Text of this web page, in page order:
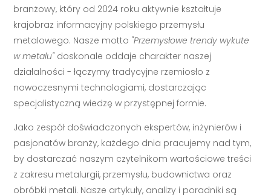
branżowy, który od 2024 roku aktywnie kształtuje
krajobraz informacyjny polskiego przemysłu
metalowego. Nasze motto "Przemysłowe trendy wykute
w metalu"doskonale oddaje charakter naszej
działalności - łączymy tradycyjne rzemiosło z
nowoczesnymi technologiami, dostarczając
specjalistyczną wiedzę w przystępnej formie.
Jako zespół doświadczonych ekspertów, inżynierów i
pasjonatów branży, każdego dnia pracujemy nad tym,
by dostarczać naszym czytelnikom wartościowe treści
z zakresu metalurgii, przemysłu, budownictwa oraz
obróbki metali. Nasze artykuły, analizy i poradniki są